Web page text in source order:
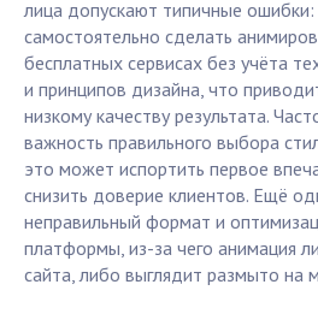
лица допускают типичные
самостоятельно сделать
бесплатных сервисах без учёта
и принципов дизайна, что
низкому качеству результата.
важность правильного выбора
это может испортить первое
снизить доверие клиентов. Ещё
неправильный формат и
платформы, из-за чего анимация
сайта, либо выглядит размыто на